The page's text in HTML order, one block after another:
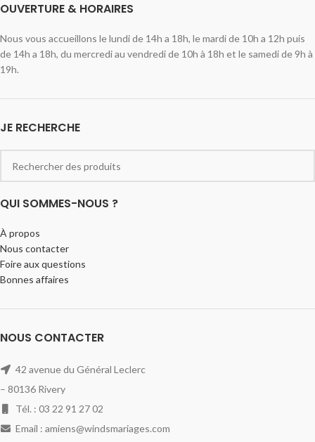
OUVERTURE & HORAIRES
Nous vous accueillons le lundi de 14h a 18h, le mardi de 10h a 12h puis
de 14h a 18h, du mercredi au vendredi de 10h à 18h et le samedi de 9h à
19h.
JE RECHERCHE
QUI SOMMES-NOUS ?
À propos
Nous contacter
Foire aux questions
Bonnes affaires
NOUS CONTACTER
42 avenue du Général Leclerc
– 80136 Rivery
Tél. : 03 22 91 27 02
Email : amiens@windsmariages.com